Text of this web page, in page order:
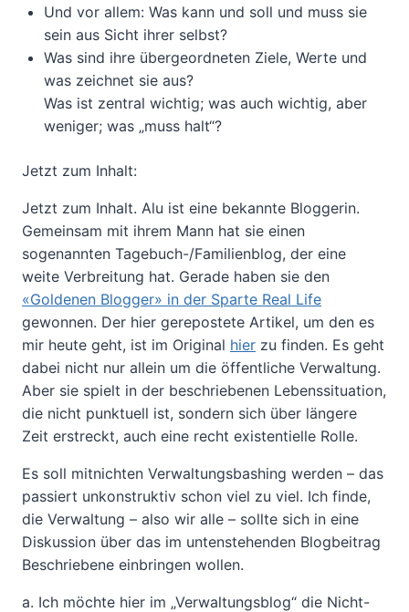
Und vor allem: Was kann und soll und muss sie
sein aus Sicht ihrer selbst?
Was sind ihre übergeordneten Ziele, Werte und
was zeichnet sie aus?
Was ist zentral wichtig; was auch wichtig, aber
weniger; was „muss halt“?
Jetzt zum Inhalt:
Jetzt zum Inhalt. Alu ist eine bekannte Bloggerin.
Gemeinsam mit ihrem Mann hat sie einen
sogenannten Tagebuch-/Familienblog, der eine
weite Verbreitung hat. Gerade haben sie den
«Goldenen Blogger» in der Sparte Real Life
gewonnen. Der hier gerepostete Artikel, um den es
mir heute geht, ist im Original hier zu finden. Es geht
dabei nicht nur allein um die öffentliche Verwaltung.
Aber sie spielt in der beschriebenen Lebenssituation,
die nicht punktuell ist, sondern sich über längere
Zeit erstreckt, auch eine recht existentielle Rolle.
Es soll mitnichten Verwaltungsbashing werden – das
passiert unkonstruktiv schon viel zu viel. Ich finde,
die Verwaltung – also wir alle – sollte sich in eine
Diskussion über das im untenstehenden Blogbeitrag
Beschriebene einbringen wollen.
a. Ich möchte hier im „Verwaltungsblog“ die Nicht-